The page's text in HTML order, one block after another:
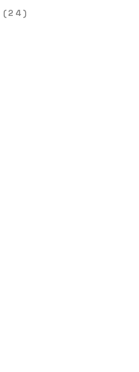
(24)